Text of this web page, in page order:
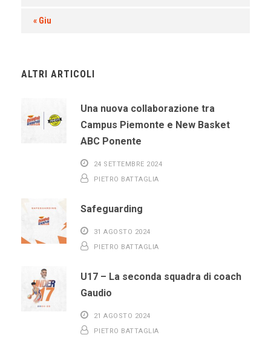
« Giu
ALTRI ARTICOLI
Una nuova collaborazione tra
Campus Piemonte e New Basket
ABC Ponente
24 SETTEMBRE 2024
PIETRO BATTAGLIA
Safeguarding
31 AGOSTO 2024
PIETRO BATTAGLIA
U17 – La seconda squadra di coach
Gaudio
21 AGOSTO 2024
PIETRO BATTAGLIA